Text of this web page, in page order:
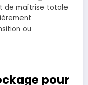
de maîtrise totale
ou
pour